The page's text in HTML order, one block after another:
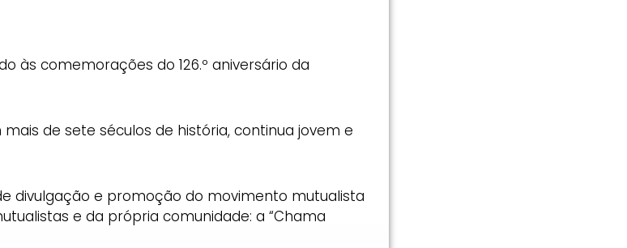
às comemorações do 126.º aniversário da
de sete séculos de história, continua jovem e
divulgação e promoção do movimento mutualista
e da própria comunidade: a “Chama